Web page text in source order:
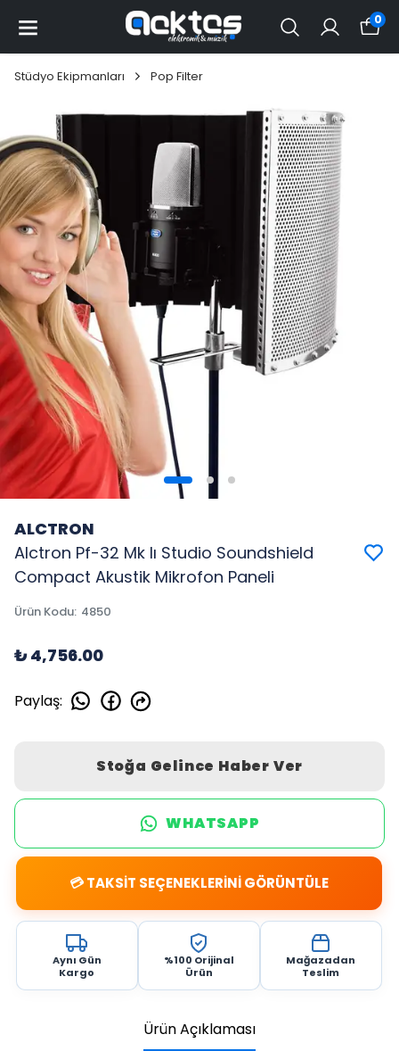
0
Stüdyo Ekipmanları Pop Filter
ALCTRON
Alctron Pf-32 Mk Iı Studio Soundshield
Compact Akustik Mikrofon Paneli
Ürün Kodu: 4850
₺ 4,756.00
Paylaş:
Stoğa Gelince Haber Ver
WHATSAPP
💳 TAKSİT SEÇENEKLERİNİ GÖRÜNTÜLE
Aynı Gün
Kargo
%100 Orijinal
Ürün
Mağazadan
Teslim
Ürün Açıklaması